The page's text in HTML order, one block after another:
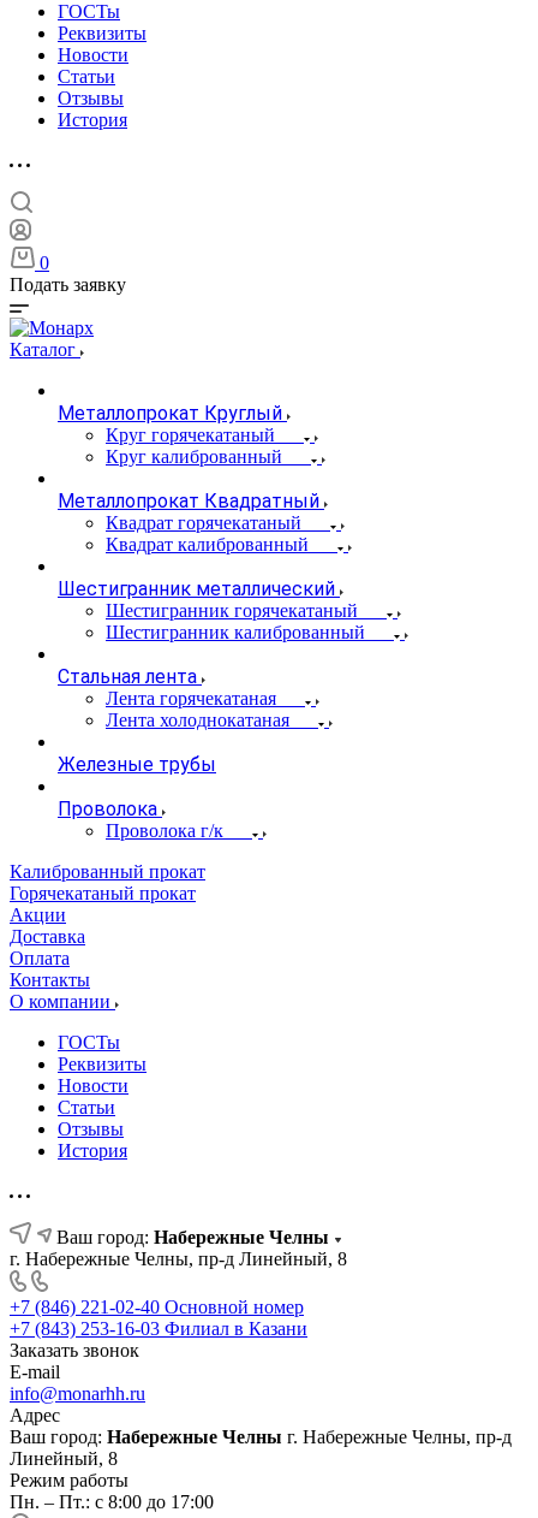
ГОСТы
Реквизиты
Новости
Статьи
Отзывы
История
0
Подать заявку
Каталог
Металлопрокат Круглый
Круг горячекатаный
Круг калиброванный
Металлопрокат Квадратный
Квадрат горячекатаный
Квадрат калиброванный
Шестигранник металлический
Шестигранник горячекатаный
Шестигранник калиброванный
Стальная лента
Лента горячекатаная
Лента холоднокатаная
Железные трубы
Проволока
Проволока г/к
Калиброванный прокат
Горячекатаный прокат
Акции
Доставка
Оплата
Контакты
О компании
ГОСТы
Реквизиты
Новости
Статьи
Отзывы
История
Ваш город: Набережные Челны
г. Набережные Челны, пр-д Линейный, 8
+7 (846) 221-02-40 Основной номер
+7 (843) 253-16-03 Филиал в Казани
Заказать звонок
E-mail
info@monarhh.ru
Адрес
Ваш город: Набережные Челны г. Набережные Челны, пр-д
Линейный, 8
Режим работы
Пн. – Пт.: с 8:00 до 17:00